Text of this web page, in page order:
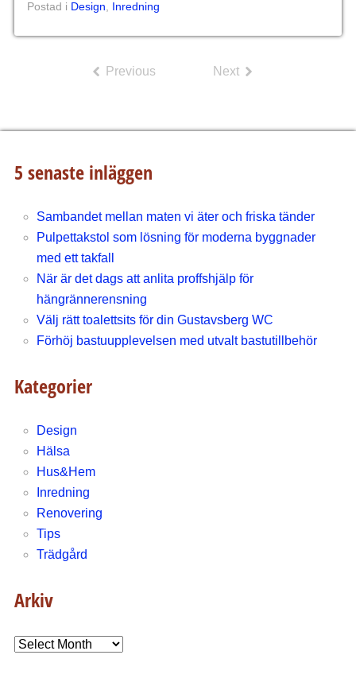
Postad i Design Inredning
Previous Next
5 senaste inläggen
Sambandet mellan maten vi äter och friska tänder
Pulpettakstol som lösning för moderna byggnader
med ett takfall
När är det dags att anlita proffshjälp för
hängrännerensning
Välj rätt toalettsits för din Gustavsberg WC
Förhöj bastuupplevelsen med utvalt bastutillbehör
Kategorier
Design
Hälsa
Hus&Hem
Inredning
Renovering
Tips
Trädgård
Arkiv